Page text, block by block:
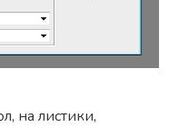
на листики,